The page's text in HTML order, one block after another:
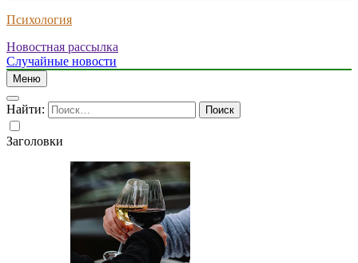
Психология
Новостная рассылка
Случайные новости
Меню
Найти:
Заголовки